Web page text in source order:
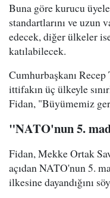
Buna göre kurucu
standartlarını ve uzun
edecek, diğer ülkeler
katılabilecek.
Cumhurbaşkanı
ittifakın üç ülkeyle
Fidan, "Büyümemiz
"NATO'nun 5.
Fidan, Mekke Ortak
açıdan NATO'nun 5.
ilkesine dayandığını